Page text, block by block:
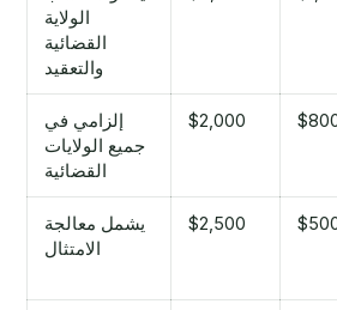
الولاية
القضائية
والتعقيد
$2,000
إلزامي في
جميع الولايات
القضائية
$2,500
يشمل معالجة
الامتثال